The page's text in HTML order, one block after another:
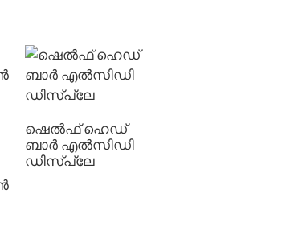
ഷെൽഫ് ഹെഡ്
ബാർ എൽസിഡി
ഡിസ്പ്ലേ